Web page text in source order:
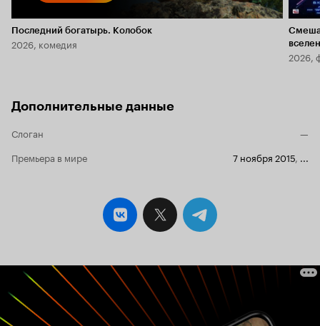
Последний богатырь. Колобок
2026, комедия
2026,
Дополнительные данные
Слоган
—
Премьера в мире
7 ноября 2015